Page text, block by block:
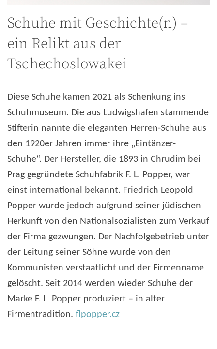
Schuhe mit Geschichte(n) –
ein Relikt aus der
Tschechoslowakei
Diese Schuhe kamen 2021 als Schenkung ins
Schuhmuseum. Die aus Ludwigshafen stammende
Stifterin nannte die eleganten Herren-Schuhe aus
den 1920er Jahren immer ihre „Eintänzer-
Schuhe“. Der Hersteller, die 1893 in Chrudim bei
Prag gegründete Schuhfabrik F. L. Popper, war
einst international bekannt. Friedrich Leopold
Popper wurde jedoch aufgrund seiner jüdischen
Herkunft von den Nationalsozialisten zum Verkauf
der Firma gezwungen. Der Nachfolgebetrieb unter
der Leitung seiner Söhne wurde von den
Kommunisten verstaatlicht und der Firmenname
gelöscht. Seit 2014 werden wieder Schuhe der
Marke F. L. Popper produziert – in alter
Firmentradition. flpopper.cz